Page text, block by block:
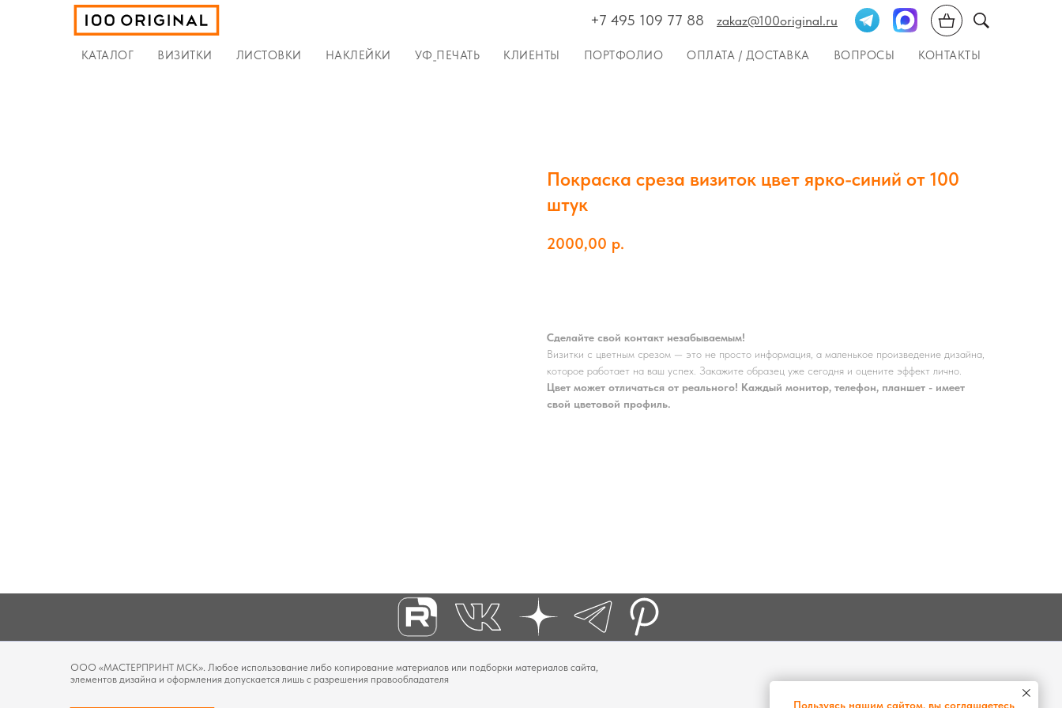
+7 495 109 77 88 zakaz@100original.ru
КАТАЛОГ ВИЗИТКИ ЛИСТОВКИ НАКЛЕЙКИ УФ_ПЕЧАТЬ КЛИЕНТЫ ПОРТФОЛИО ОПЛАТА / ДОСТАВКА ВОПРОСЫ КОНТАКТЫ
Покраска среза визиток цвет ярко-синий от 100
штук
2000,00 р.
Сделайте свой контакт незабываемым!
Визитки с цветным срезом — это не просто информация, а маленькое произведение дизайна,
которое работает на ваш успех. Закажите образец уже сегодня и оцените эффект лично.
Цвет может отличаться от реального! Каждый монитор, телефон, планшет - имеет
свой цветовой профиль.
Пользуясь нашим сайтом, вы соглашаетесь
ООО «МАСТЕРПРИНТ МСК». Любое использование либо копирование материалов или подборки материалов сайта,
элементов дизайна и оформления допускается лишь с разрешения правообладателя